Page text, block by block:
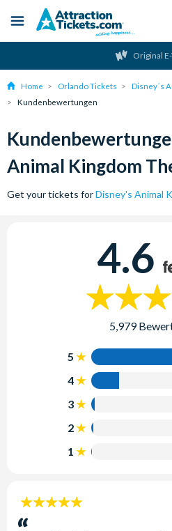
content
Menu
Original
Home Orlando Tickets
Disney´s
Kundenbewertungen
Animal Kingdom
Get your tickets forDisney's Animal
4.6
5,979
5
4
3
2
1
5
Sterne: